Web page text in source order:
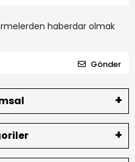
haberdar olmak
Gönder